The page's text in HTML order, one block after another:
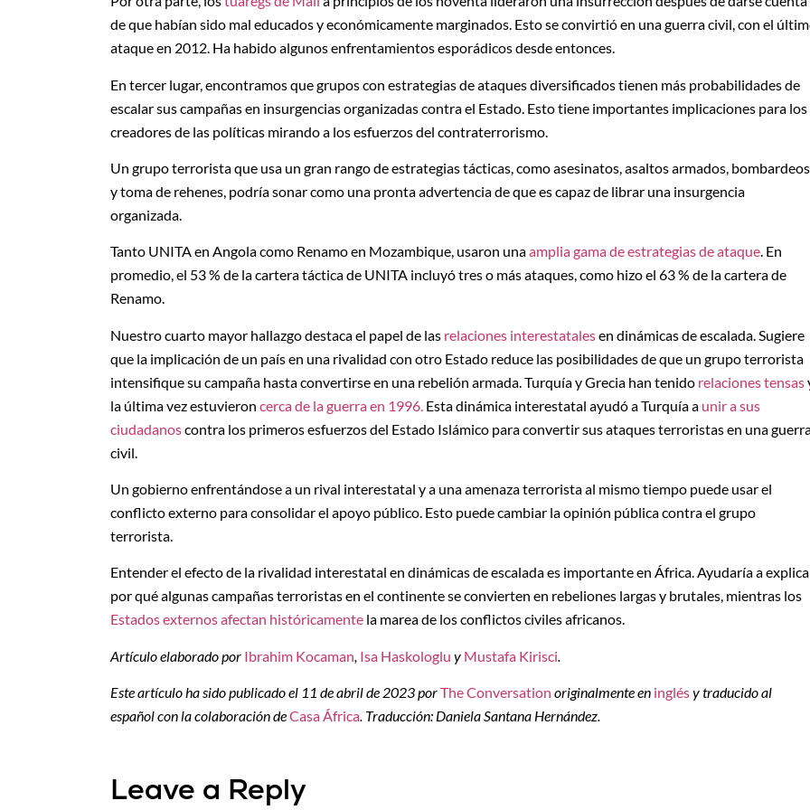
de que habían sido mal educados y económicamente marginados. Esto se convirtió en una guerra civil, con el
ataque en 2012. Ha habido algunos enfrentamientos esporádicos desde entonces.
En tercer lugar, encontramos que grupos con estrategias de ataques diversificados tienen más probabilidades de
escalar sus campañas en insurgencias organizadas contra el Estado. Esto tiene importantes implicaciones para los
creadores de las políticas mirando a los esfuerzos del contraterrorismo.
Un grupo terrorista que usa un gran rango de estrategias tácticas, como asesinatos, asaltos armados, bombardeos
y toma de rehenes, podría sonar como una pronta advertencia de que es capaz de librar una insurgencia
organizada.
Tanto UNITA en Angola como Renamo en Mozambique, usaron unaamplia gama de estrategias de ataque. En
promedio, el 53 % de la cartera táctica de UNITA incluyó tres o más ataques, como hizo el 63 % de la cartera de
Renamo.
Nuestro cuarto mayor hallazgo destaca el papel de las relaciones interestatalesen dinámicas de escalada. Sugiere
que la implicación de un país en una rivalidad con otro Estado reduce las posibilidades de que un grupo terrorista
intensifique su campaña hasta convertirse en una rebelión armada. Turquía y Grecia han tenido relaciones tensas
la última vez estuvieron cerca de la guerra en 1996. Esta dinámica interestatal ayudó a Turquía a unir a sus
ciudadanoscontra los primeros esfuerzos del Estado Islámico para convertir sus ataques terroristas en una
civil.
Un gobierno enfrentándose a un rival interestatal y a una amenaza terrorista al mismo tiempo puede usar el
conflicto externo para consolidar el apoyo público. Esto puede cambiar la opinión pública contra el grupo
terrorista.
Entender el efecto de la rivalidad interestatal en dinámicas de escalada es importante en África. Ayudaría a
por qué algunas campañas terroristas en el continente se convierten en rebeliones largas y brutales, mientras los
Estados externos afectan históricamente la marea de los conflictos civiles africanos.
Artículo elaborado por Ibrahim Kocaman, Isa Haskologlu y Mustafa Kirisci.
Este artículo ha sido publicado el 11 de abril de 2023 porThe Conversation originalmente en inglésy traducido al
español con la colaboración deCasa África. Traducción: Daniela Santana Hernández.
Leave a Reply